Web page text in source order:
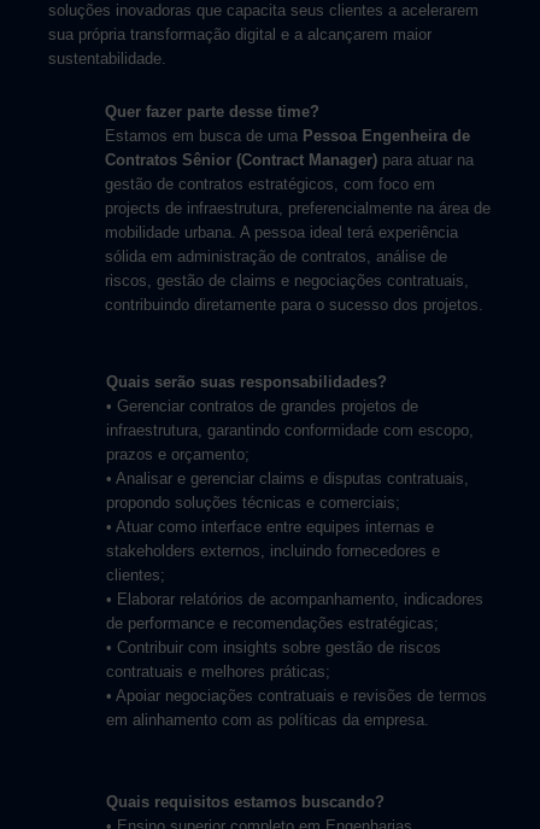
soluções inovadoras que capacita seus clientes a acelerarem
sua própria transformação digital e a alcançarem maior
sustentabilidade.
Quer fazer parte desse time?
Estamos em busca de uma Pessoa Engenheira de
Contratos Sênior (Contract Manager) para atuar na
gestão de contratos estratégicos, com foco em
projects de infraestrutura, preferencialmente na área de
mobilidade urbana. A pessoa ideal terá experiência
sólida em administração de contratos, análise de
riscos, gestão de claims e negociações contratuais,
contribuindo diretamente para o sucesso dos projetos.
Quais serão suas responsabilidades?
• Gerenciar contratos de grandes projetos de
infraestrutura, garantindo conformidade com escopo,
prazos e orçamento;
• Analisar e gerenciar claims e disputas contratuais,
propondo soluções técnicas e comerciais;
• Atuar como interface entre equipes internas e
stakeholders externos, incluindo fornecedores e
clientes;
• Elaborar relatórios de acompanhamento, indicadores
de performance e recomendações estratégicas;
• Contribuir com insights sobre gestão de riscos
contratuais e melhores práticas;
• Apoiar negociações contratuais e revisões de termos
em alinhamento com as políticas da empresa.
Quais requisitos estamos buscando?